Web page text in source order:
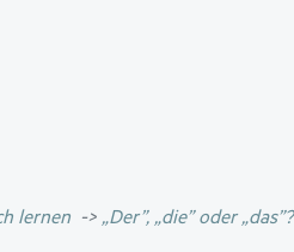
lernen „Der”, „die” oder